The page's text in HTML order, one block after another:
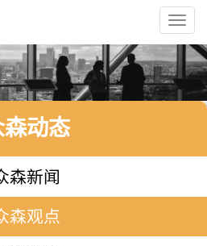
森动态
森新闻
森观点